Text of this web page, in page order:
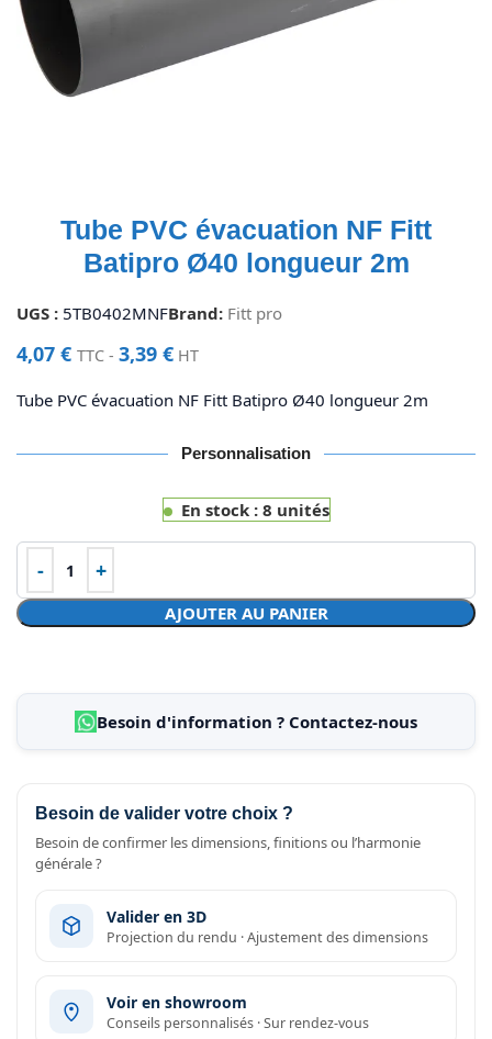
Tube PVC évacuation NF Fitt
Batipro Ø40 longueur 2m
UGS : 5TB0402MNFBrand: Fitt pro
4,07 € TTC - 3,39 € HT
Tube PVC évacuation NF Fitt Batipro Ø40 longueur 2m
Personnalisation
En stock : 8 unités
AJOUTER AU PANIER
Besoin d'information ? Contactez-nous
Besoin de valider votre choix ?
Besoin de confirmer les dimensions, finitions ou l’harmonie
générale ?
Valider en 3D
Projection du rendu · Ajustement des dimensions
Voir en showroom
Conseils personnalisés · Sur rendez-vous